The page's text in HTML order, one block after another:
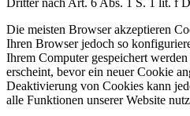
Die meisten Browser akzeptieren
Ihren Browser jedoch so
Ihrem Computer gespeichert
erscheint, bevor ein neuer Cookie
Deaktivierung von Cookies kann
alle Funktionen unserer Website